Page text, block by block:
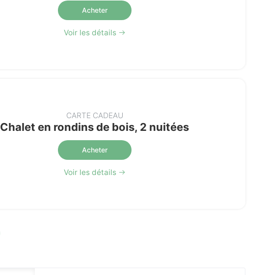
Acheter
Voir les détails
CARTE CADEAU
Chalet en rondins de bois, 2 nuitées
Acheter
Voir les détails